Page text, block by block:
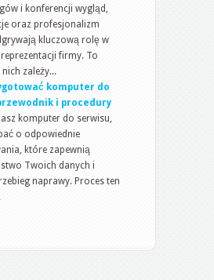
i konferencji wygląd,
oraz profesjonalizm
kluczową rolę w
firmy. To
nich zależy...
komputer do
i procedury
komputer do serwisu,
o odpowiednie
które zapewnią
Twoich danych i
naprawy. Proces ten